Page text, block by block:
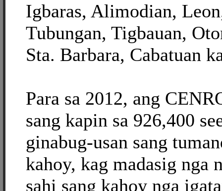
Igbaras, Alimodian,
Tubungan, Tigbauan,
Sta. Barbara, Cabatuan
Para sa 2012, ang
sang kapin sa 926,400
ginabug-usan sang
kahoy, kag madasig nga
sahi sang kahoy nga